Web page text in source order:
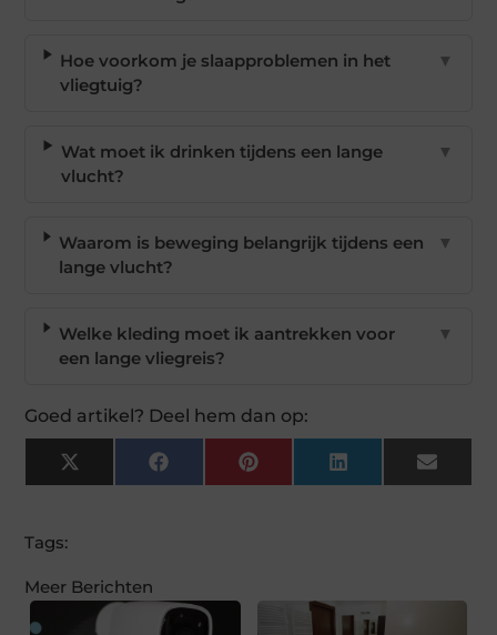
Hoe voorkom je slaapproblemen in het
vliegtuig?
▼
Wat moet ik drinken tijdens een lange
vlucht?
▼
Waarom is beweging belangrijk tijdens een
lange vlucht?
▼
Welke kleding moet ik aantrekken voor
een lange vliegreis?
▼
Goed artikel? Deel hem dan op:
X
(Twitter)
FacebookPinterest LinkedIn Email
Tags:
Meer Berichten